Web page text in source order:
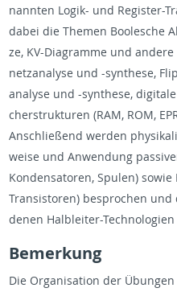
nann­ten Lo­gik- und Re­gis­ter-
dabei die The­men Boo­le­sche
ze, KV-Dia­gram­me und
netz­ana­ly­se und -syn­the­se,
ana­ly­se und -syn­the­se,
cher­struk­tu­ren (RAM, ROM,
An­schlie­ßend wer­den
wei­se und An­wen­dung
Kon­den­sa­to­ren, Spu­len)
Tran­sis­to­ren) be­spro­chen
de­nen Halb­lei­ter-
Be­mer­kung
Die Or­ga­ni­sa­ti­on der